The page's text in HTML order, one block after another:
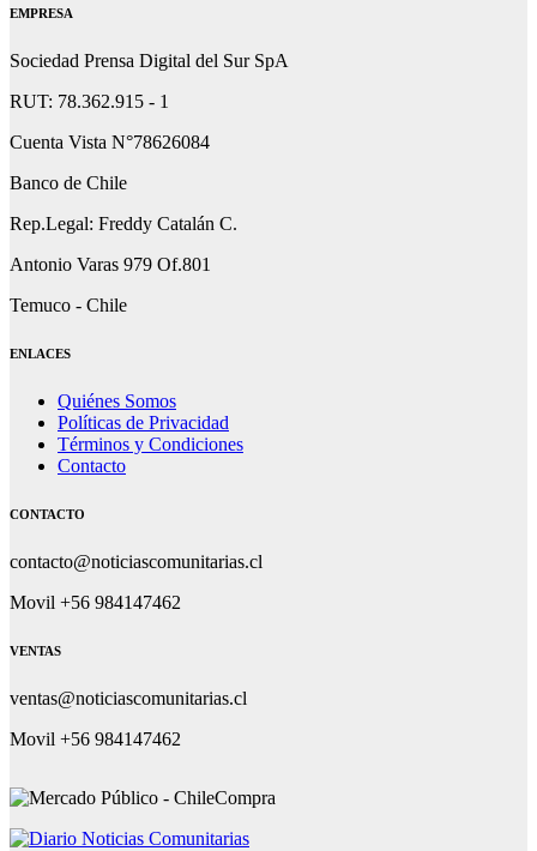
EMPRESA
Sociedad Prensa Digital del Sur SpA
RUT: 78.362.915 - 1
Cuenta Vista N°78626084
Banco de Chile
Rep.Legal: Freddy Catalán C.
Antonio Varas 979 Of.801
Temuco - Chile
ENLACES
Quiénes Somos
Políticas de Privacidad
Términos y Condiciones
Contacto
CONTACTO
contacto@noticiascomunitarias.cl
Movil +56 984147462
VENTAS
ventas@noticiascomunitarias.cl
Movil +56 984147462